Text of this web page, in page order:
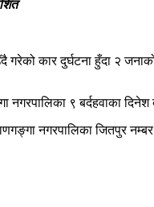
गरेको कार दुर्घटना हुँदा २
नगरपालिका ९ बर्दहवाका
नगरपालिका जितपुर